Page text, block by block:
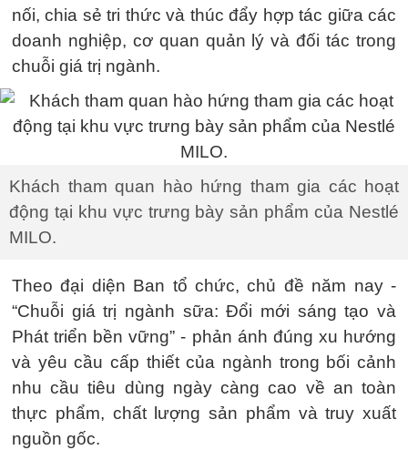
nối, chia sẻ tri thức và thúc đẩy hợp tác giữa các
doanh nghiệp, cơ quan quản lý và đối tác trong
chuỗi giá trị ngành.
Khách tham quan hào hứng tham gia các hoạt
động tại khu vực trưng bày sản phẩm của Nestlé
MILO.
Theo đại diện Ban tổ chức, chủ đề năm nay -
“Chuỗi giá trị ngành sữa: Đổi mới sáng tạo và
Phát triển bền vững” - phản ánh đúng xu hướng
và yêu cầu cấp thiết của ngành trong bối cảnh
nhu cầu tiêu dùng ngày càng cao về an toàn
thực phẩm, chất lượng sản phẩm và truy xuất
nguồn gốc.